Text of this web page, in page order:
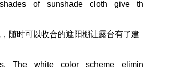
of sunshade cloth give th
时可以收合的遮阳棚让露台有了建
The white color scheme elimin